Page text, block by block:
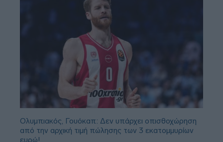
Ολυμπιακός, Γουόκαπ: Δεν υπάρχει οπισθοχώρηση
από την αρχική τιμή πώλησης των 3 εκατομμυρίων
ευρώ!